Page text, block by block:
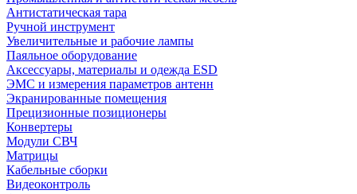
Антистатическая тара
Ручной инструмент
Увеличительные и рабочие лампы
Паяльное оборудование
Аксессуары, материалы и одежда ESD
ЭМС и измерения параметров антенн
Экранированные помещения
Прецизионные позиционеры
Конвертеры
Модули СВЧ
Матрицы
Кабельные сборки
Видеоконтроль